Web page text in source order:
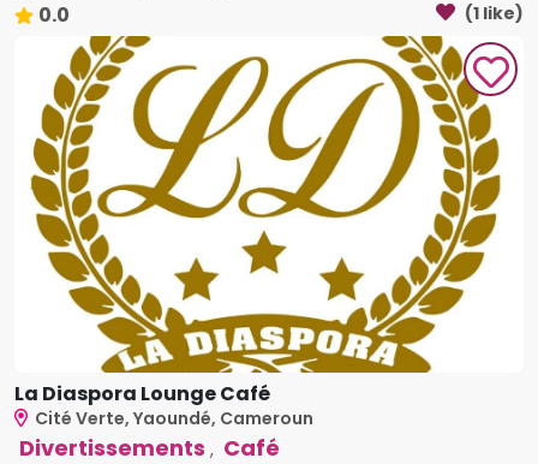
0.0 (1 like)
La Diaspora Lounge Café
Cité Verte, Yaoundé, Cameroun
Divertissements , Café